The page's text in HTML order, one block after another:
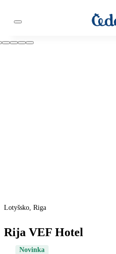
Lotyšsko, Riga
Rija VEF Hotel
Novinka